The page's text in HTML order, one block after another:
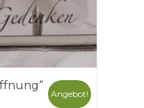
Angebot!